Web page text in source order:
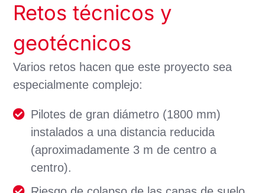
Retos técnicos y
geotécnicos
Varios retos hacen que este proyecto sea
especialmente complejo:
Pilotes de gran diámetro (1800 mm)
instalados a una distancia reducida
(aproximadamente 3 m de centro a
centro).